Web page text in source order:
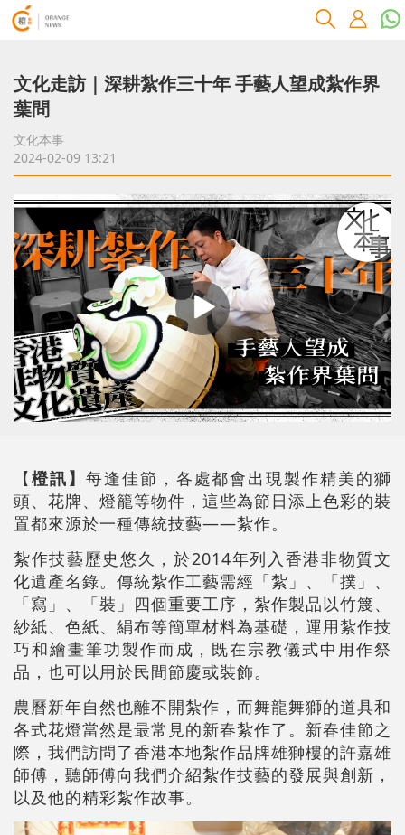
文化走訪｜深耕紮作三十年 手藝人望成紮作界
葉問
文化本事
2024-02-09 13:21
【橙訊】 每逢佳節，各處都會出現製作精美的獅
頭、花牌、燈籠等物件，這些為節日添上色彩的裝
置都來源於一種傳統技藝——紮作。
紮作技藝歷史悠久，於2014年列入香港非物質文
化遺產名錄。傳統紮作工藝需經「紮」、「撲」、
「寫」、「裝」四個重要工序，紮作製品以竹篾、
紗紙、色紙、絹布等簡單材料為基礎，運用紮作技
巧和繪畫筆功製作而成，既在宗教儀式中用作祭
品，也可以用於民間節慶或裝飾。
農曆新年自然也離不開紮作，而舞龍舞獅的道具和
各式花燈當然是最常見的新春紮作了。新春佳節之
際，我們訪問了香港本地紮作品牌雄獅樓的許嘉雄
師傅，聽師傅向我們介紹紮作技藝的發展與創新，
以及他的精彩紮作故事。